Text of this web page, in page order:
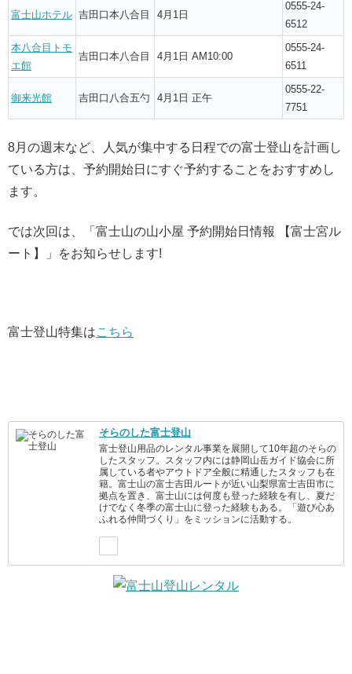
富士山ホテル 吉田口本八合目 4月1日
0555-24-
6512
本八合目トモ
エ館
吉田口本八合目 4月1日 AM10:00
0555-24-
6511
御来光館 吉田口八合五勺 4月1日 正午
0555-22-
7751
8月の週末など、人気が集中する日程での富士登山を計画し
ている方は、予約開始日にすぐ予約することをおすすめし
ます。
では次回は、「富士山の山小屋 予約開始日情報 【富士宮ル
ート】」をお知らせします!
富士登山特集はこちら
そらのした富士登山
富士登山用品のレンタル事業を展開して10年超のそらの
したスタッフ。スタッフ内には静岡山岳ガイド協会に所
属している者やアウトドア全般に精通したスタッフも在
籍。富士山の富士吉田ルートが近い山梨県富士吉田市に
拠点を置き、富士山には何度も登った経験を有し、夏だ
けでなく冬季の富士山に登った経験もある。「遊び心あ
ふれる仲間づくり」をミッションに活動する。